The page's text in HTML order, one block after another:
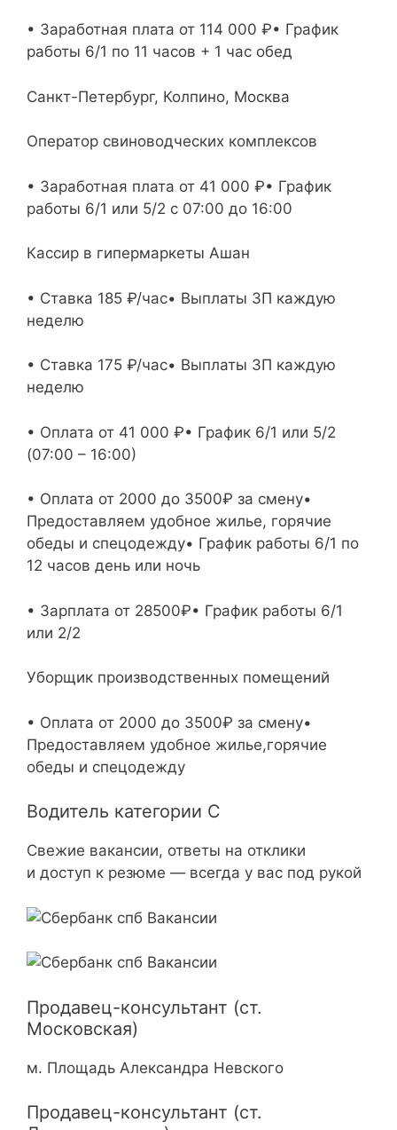
• Заработная плата от 114 000 ₽• График
работы 6/1 по 11 часов + 1 час обед
Санкт-Петербург, Колпино, Москва
Оператор свиноводческих комплексов
• Заработная плата от 41 000 ₽• График
работы 6/1 или 5/2 с 07:00 до 16:00
Кассир в гипермаркеты Ашан
• Ставка 185 ₽/час• Выплаты ЗП каждую
неделю
• Ставка 175 ₽/час• Выплаты ЗП каждую
неделю
• Оплата от 41 000 ₽• График 6/1 или 5/2
(07:00 – 16:00)
• Оплата от 2000 до 3500₽ за смену•
Предоставляем удобное жилье, горячие
обеды и спецодежду• График работы 6/1 по
12 часов день или ночь
• Зарплата от 28500₽• График работы 6/1
или 2/2
Уборщик производственных помещений
• Оплата от 2000 до 3500₽ за смену•
Предоставляем удобное жилье,горячие
обеды и спецодежду
Водитель категории С
Свежие вакансии, ответы на отклики
и доступ к резюме — всегда у вас под рукой
Продавец-консультант (ст.
Московская)
м. Площадь Александра Невского
Продавец-консультант (ст.